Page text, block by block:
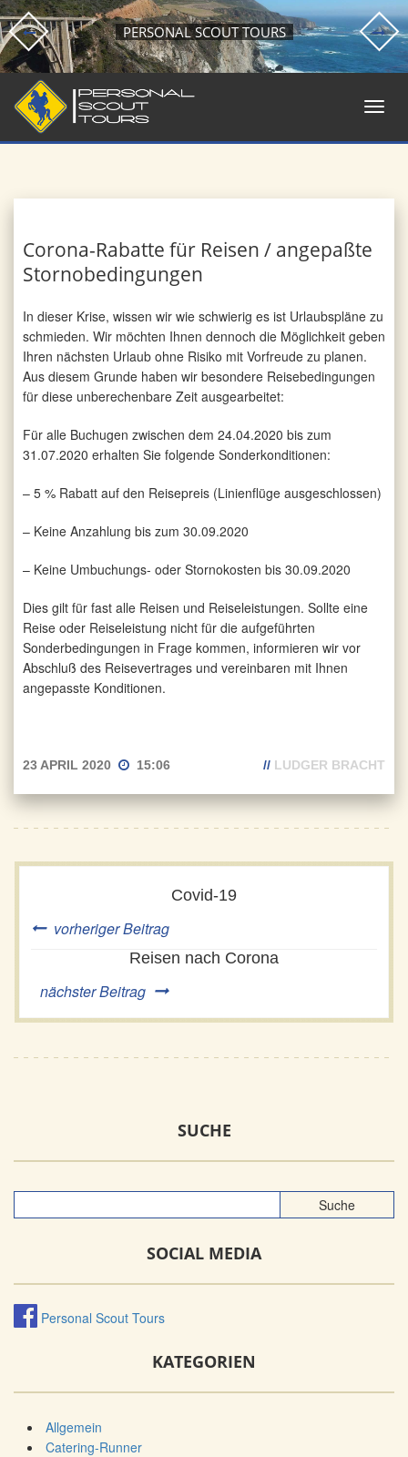
PERSONAL SCOUT TOURS
Corona-Rabatte für Reisen / angepaßte
Stornobedingungen
In dieser Krise, wissen wir wie schwierig es ist Urlaubspläne zu
schmieden. Wir möchten Ihnen dennoch die Möglichkeit geben
Ihren nächsten Urlaub ohne Risiko mit Vorfreude zu planen.
Aus diesem Grunde haben wir besondere Reisebedingungen
für diese unberechenbare Zeit ausgearbeitet:
Für alle Buchugen zwischen dem 24.04.2020 bis zum
31.07.2020 erhalten Sie folgende Sonderkonditionen:
– 5 % Rabatt auf den Reisepreis (Linienflüge ausgeschlossen)
– Keine Anzahlung bis zum 30.09.2020
– Keine Umbuchungs- oder Stornokosten bis 30.09.2020
Dies gilt für fast alle Reisen und Reiseleistungen. Sollte eine
Reise oder Reiseleistung nicht für die aufgeführten
Sonderbedingungen in Frage kommen, informieren wir vor
Abschluß des Reisevertrages und vereinbaren mit Ihnen
angepasste Konditionen.
23 APRIL 2020 15:06 // LUDGER BRACHT
Covid-19
vorheriger Beitrag
Reisen nach Corona
nächster Beitrag
SUCHE
SOCIAL MEDIA
Personal Scout Tours
KATEGORIEN
Allgemein
Catering-Runner